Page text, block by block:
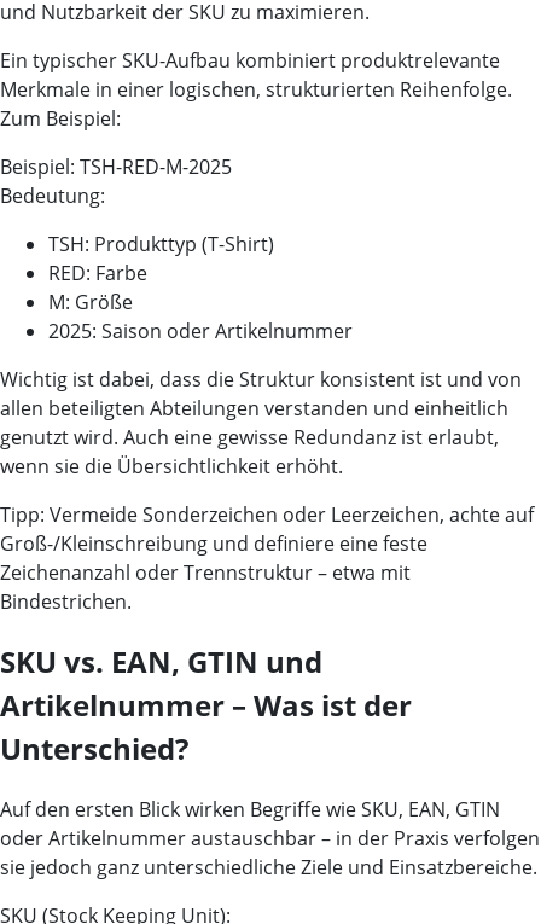
und Nutzbarkeit der SKU zu maximieren.
Ein typischer SKU-Aufbau kombiniert produktrelevante
Merkmale in einer logischen, strukturierten Reihenfolge.
Zum Beispiel:
Beispiel: TSH-RED-M-2025
Bedeutung:
TSH: Produkttyp (T-Shirt)
RED: Farbe
M: Größe
2025: Saison oder Artikelnummer
Wichtig ist dabei, dass die Struktur konsistent ist und von
allen beteiligten Abteilungen verstanden und einheitlich
genutzt wird. Auch eine gewisse Redundanz ist erlaubt,
wenn sie die Übersichtlichkeit erhöht.
Tipp: Vermeide Sonderzeichen oder Leerzeichen, achte auf
Groß-/Kleinschreibung und definiere eine feste
Zeichenanzahl oder Trennstruktur – etwa mit
Bindestrichen.
SKU vs. EAN, GTIN und
Artikelnummer – Was ist der
Unterschied?
Auf den ersten Blick wirken Begriffe wie SKU, EAN, GTIN
oder Artikelnummer austauschbar – in der Praxis verfolgen
sie jedoch ganz unterschiedliche Ziele und Einsatzbereiche.
SKU (Stock Keeping Unit):